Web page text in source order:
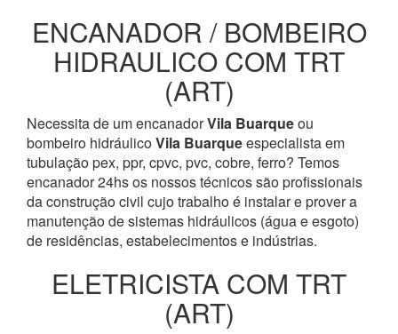
ENCANADOR / BOMBEIRO
HIDRAULICO COM TRT
(ART)
Necessita de um encanadorVila Buarqueou
bombeiro hidráulicoVila Buarqueespecialista em
tubulação pex, ppr, cpvc, pvc, cobre, ferro? Temos
encanador 24hs os nossos técnicos são profissionais
da construção civil cujo trabalho é instalar e prover a
manutenção de sistemas hidráulicos (água e esgoto)
de residências, estabelecimentos e indústrias.
ELETRICISTA COM TRT
(ART)